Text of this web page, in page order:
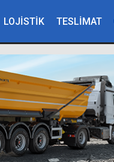
LOJİSTİK TESLİMAT